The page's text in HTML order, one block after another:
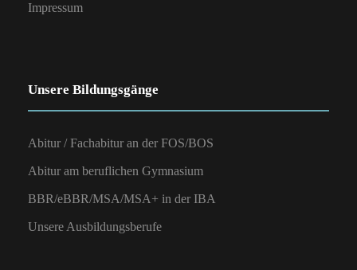
Impressum
Unsere Bildungsgänge
Abitur / Fachabitur an der FOS/BOS
Abitur am beruflichen Gymnasium
BBR/eBBR/MSA/MSA+ in der IBA
Unsere Ausbildungsberufe